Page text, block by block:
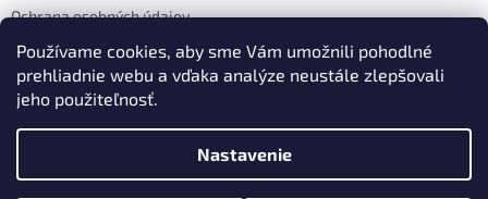
Používame cookies, aby sme Vám umožnili pohodlné
prehliadnie webu a vďaka analýze neustále zlepšovali
jeho použiteľnosť.
Nastavenie
Ochrana osobných údajov
Hodnotenie obchodu